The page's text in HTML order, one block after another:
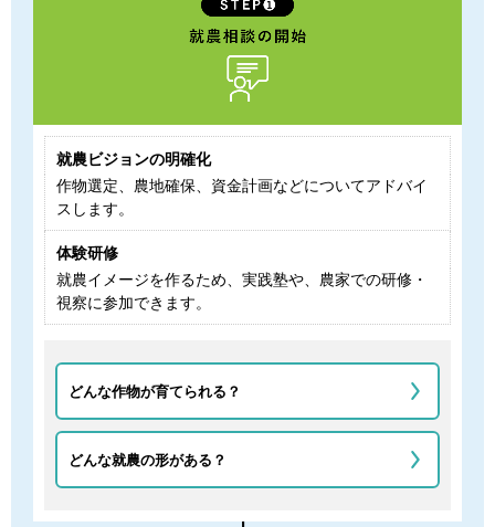
就農ビジョンの明確化
作物選定、農地確保、資金計画などについてアドバイ
スします。
体験研修
就農イメージを作るため、実践塾や、農家での研修・
視察に参加できます。
どんな作物が育てられる？
どんな就農の形がある？